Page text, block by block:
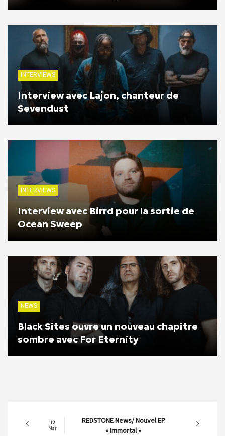
INTERVIEWS
Interview avec Lajon, chanteur de
Sevendust
INTERVIEWS
Interview avec Birrd pour la sortie de
Ocean Sweep
NEWS
Black Sites ouvre un nouveau chapitre
sombre avec For Eternity
12
Mar
REDSTONE News/ Nouvel EP
« Immortal »